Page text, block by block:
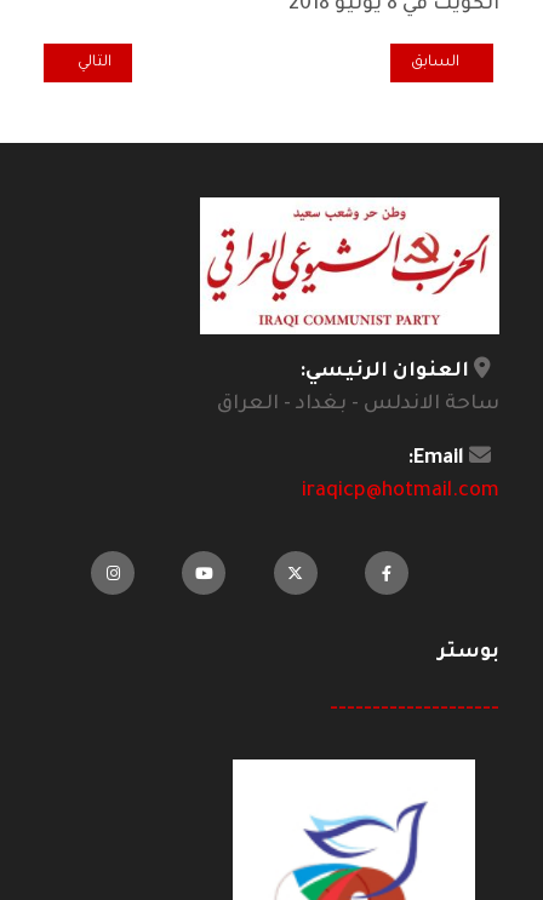
الكويت في 8 يوليو 2018
المقال السابق: تشيلي .. ملايين مختلسة تعود الى خزينة الدولة
السابق المقال التالي:
التالي
العنوان الرئيسي:
ساحة الاندلس - بغداد - العراق
Email:
iraqicp@hotmail.com
بوستر
--------------------